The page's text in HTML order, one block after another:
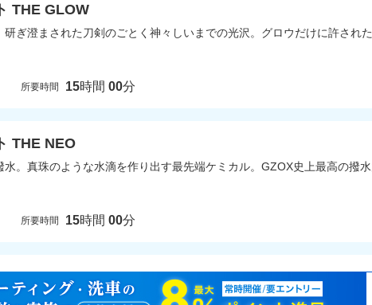
THE GLOW
ぎ澄まされた刀剣のごとく神々しいまでの光沢。グロウだけに許された
所要時間 15時間 00分
THE NEO
水。真珠のような水滴を作り出す最先端ケミカル。GZOX史上最高の撥水
所要時間 15時間 00分